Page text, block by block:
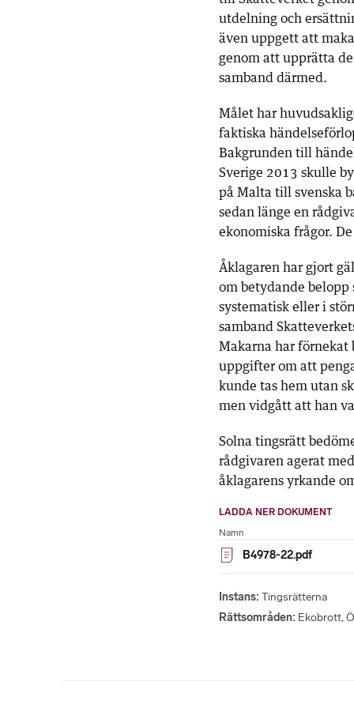
utdelning och
även uppgett att
genom att upprätta
samband därmed.
Målet har
faktiska
Bakgrunden till
Sverige 2013 skulle
på Malta till svenska
sedan länge en
ekonomiska frågor.
Åklagaren har gjort
om betydande
systematisk eller i
samband
Makarna har
uppgifter om att
kunde tas hem utan
men vidgått att han
Solna tingsrätt
rådgivaren agerat
åklagarens yrkande
LADDA NER DOKUMENT
Namn
B4978-22.pdf
Instans Tingsrätterna
Rättsområden Ekobrott,